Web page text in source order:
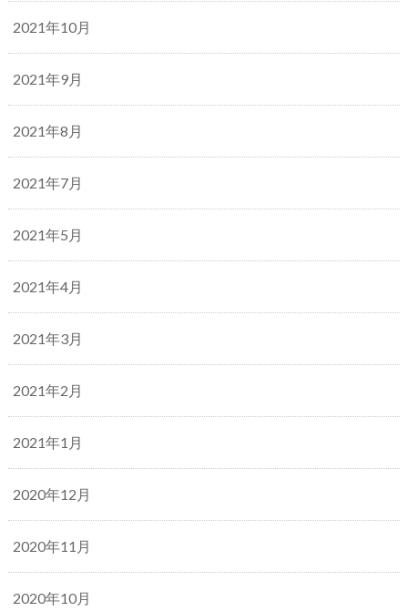
2021年10月
2021年9月
2021年8月
2021年7月
2021年5月
2021年4月
2021年3月
2021年2月
2021年1月
2020年12月
2020年11月
2020年10月